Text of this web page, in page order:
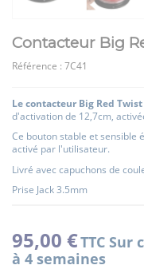
Contacteur Big
Référence : 7C41
Le contacteur Big Red Twist
d'activation de 12,7cm,
Ce bouton stable et sensible
activé par l'utilisateur.
Livré avec capuchons de
Prise Jack 3.5mm
95,00 €TTC Sur
à 4 semaines